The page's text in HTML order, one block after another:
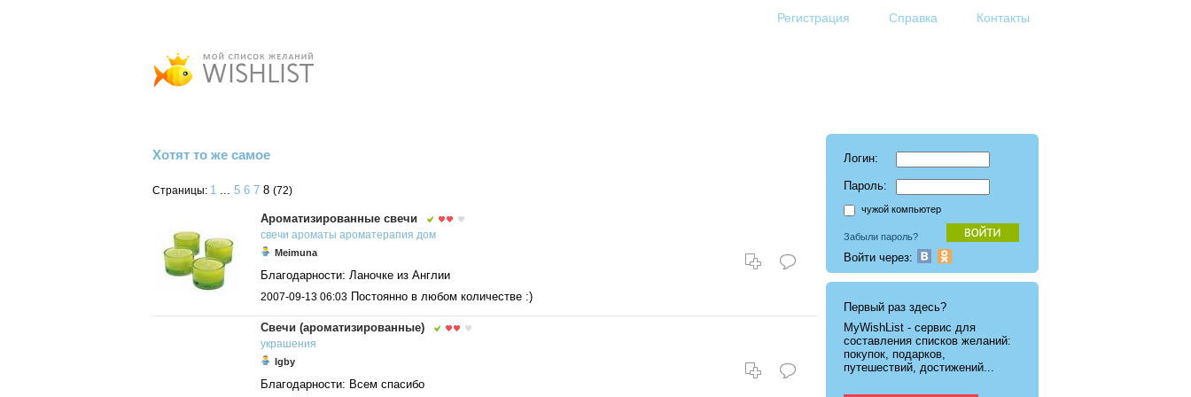
Регистрация Справка Контакты
Хотят то же самое
Страницы: 1 ... 5 6 7 8 (72)
Ароматизированные свечи
свечи ароматы ароматерапия дом
Meimuna
Благодарности: Ланочке из Англии
2007-09-13 06:03 Постоянно в любом количестве :)
Свечи (ароматизированные)
украшения
Igby
Благодарности: Всем спасибо
Логин:
Пароль:
чужой компьютер
Забыли пароль?
Войти через:
Первый раз здесь?
MyWishList - cервис для
составления списков желаний:
покупок, подарков,
путешествий, достижений...